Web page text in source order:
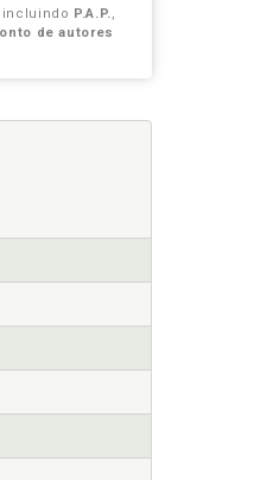
incluindo P.A.P.,
de autores